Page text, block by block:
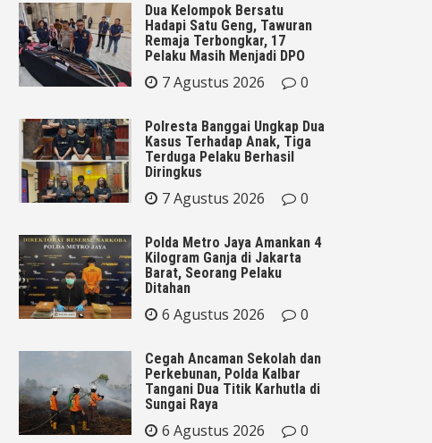
Dua Kelompok Bersatu
Hadapi Satu Geng, Tawuran
Remaja Terbongkar, 17
Pelaku Masih Menjadi DPO
7 Agustus 2026 0
Polresta Banggai Ungkap Dua
Kasus Terhadap Anak, Tiga
Terduga Pelaku Berhasil
Diringkus
7 Agustus 2026 0
Polda Metro Jaya Amankan 4
Kilogram Ganja di Jakarta
Barat, Seorang Pelaku
Ditahan
6 Agustus 2026 0
Cegah Ancaman Sekolah dan
Perkebunan, Polda Kalbar
Tangani Dua Titik Karhutla di
Sungai Raya
6 Agustus 2026 0